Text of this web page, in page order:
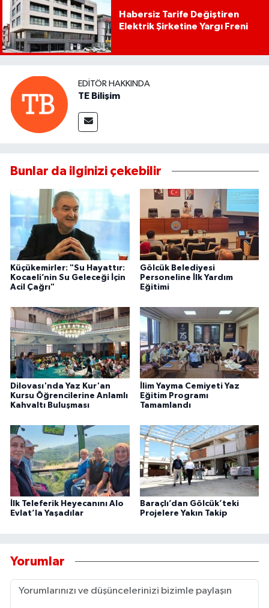
Habersiz Tarife Değiştiren
Elektrik Şirketine Yargı Freni
EDITÖR HAKKINDA
TE Bilişim
Bunlar da ilginizi çekebilir
Küçükemirler: "Su Hayattır:
Kocaeli’nin Su Geleceği İçin
Acil Çağrı"
Gölcük Belediyesi
Personeline İlk Yardım
Eğitimi
Dilovası'nda Yaz Kur'an
Kursu Öğrencilerine Anlamlı
Kahvaltı Buluşması
İlim Yayma Cemiyeti Yaz
Eğitim Programı
Tamamlandı
İlk Teleferik Heyecanını Alo
Evlat’la Yaşadılar
Baraçlı’dan Gölcük’teki
Projelere Yakın Takip
Yorumlar